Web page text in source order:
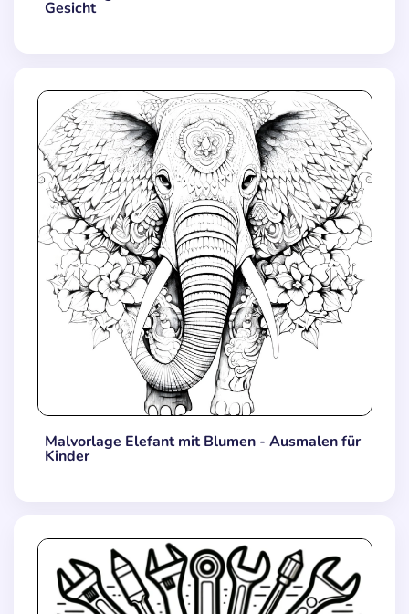
Gesicht
Malvorlage Elefant mit Blumen - Ausmalen für
Kinder